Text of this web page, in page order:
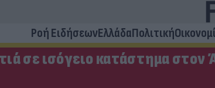
Ροή ΕιδήσεωνΕλλάδαΠολιτική
σε ισόγειο κατάστημα στον